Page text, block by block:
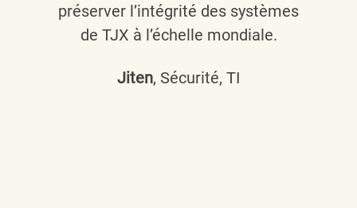
préserver l’intégrité des systèmes
de TJX à l’échelle mondiale.
Jiten, Sécurité, TI